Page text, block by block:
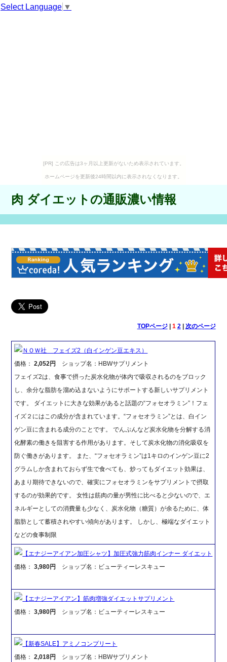
Select Language ▼
[PR] この広告は3ヶ月以上更新がないため表示されています。
ホームページを更新後24時間以内に表示されなくなります。
肉 ダイエットの通販濃い情報
TOPページ| 1 2| 次のページ
ＮＯＷ社 フェイズ2（白インゲン豆エキス）
価格：2,052円
ショップ名：HBWサプリメント
フェイズ2は、食事で摂った炭水化物が体内で吸収されるのをブロック
し、余分な脂肪を溜め込まないようにサポートする新しいサプリメント
です。 ダイエットに大きな効果があると話題の“フォセオラミン”！フェ
イズ２にはこの成分が含まれています。“フォセオラミン”とは、白イン
ゲン豆に含まれる成分のことです。 でんぷんなど炭水化物を分解する消
化酵素の働きを阻害する作用があります。そして炭水化物の消化吸収を
防ぐ働きがあります。 また、“フォセオラミン”は1キロのインゲン豆に2
グラムしか含まれておらず生で食べても、炒ってもダイエット効果は、
あまり期待できないので、確実にフォセオラミンをサプリメントで摂取
するのが効果的です。 女性は筋肉の量が男性に比べると少ないので、エ
ネルギーとしての消費量も少なく、炭水化物（糖質）が余るために、体
脂肪として蓄積されやすい傾向があります。 しかし、極端なダイエット
などの食事制限
【エナジーアイアン加圧シャツ】加圧式強力筋肉インナー ダイエット
価格：3,980円 ショップ名：ビューティーレスキュー
【エナジーアイアン】筋肉増強ダイエットサプリメント
価格：3,980円 ショップ名：ビューティーレスキュー
【新春SALE】アミノコンプリート
価格：2,018円 ショップ名：HBWサプリメント